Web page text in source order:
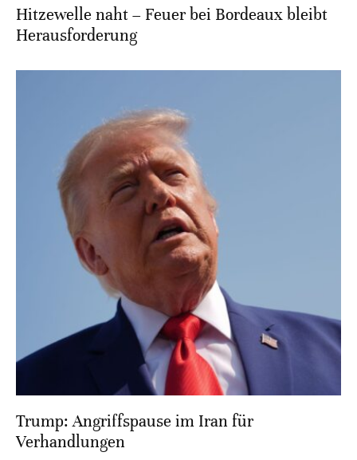
Hitzewelle naht – Feuer bei Bordeaux bleibt
Herausforderung
Trump: Angriffspause im Iran für
Verhandlungen